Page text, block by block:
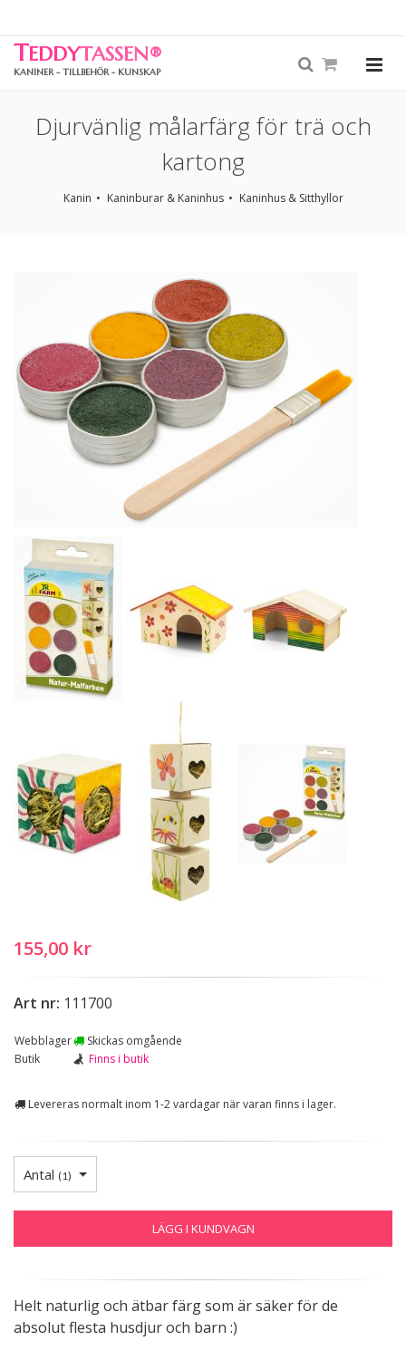
TEDDYTASSEN®
KANINER - TILLBEHÖR - KUNSKAP
Djurvänlig målarfärg för trä och
kartong
Kanin Kaninburar & Kaninhus Kaninhus & Sitthyllor
155,00 kr
Art nr: 111700
Webblager
Skickas omgående
Butik
Finns i butik
Levereras normalt inom 1-2 vardagar när varan finns i lager.
Antal (1)
LÄGG I KUNDVAGN
Helt naturlig och ätbar färg som är säker för de
absolut flesta husdjur och barn :)